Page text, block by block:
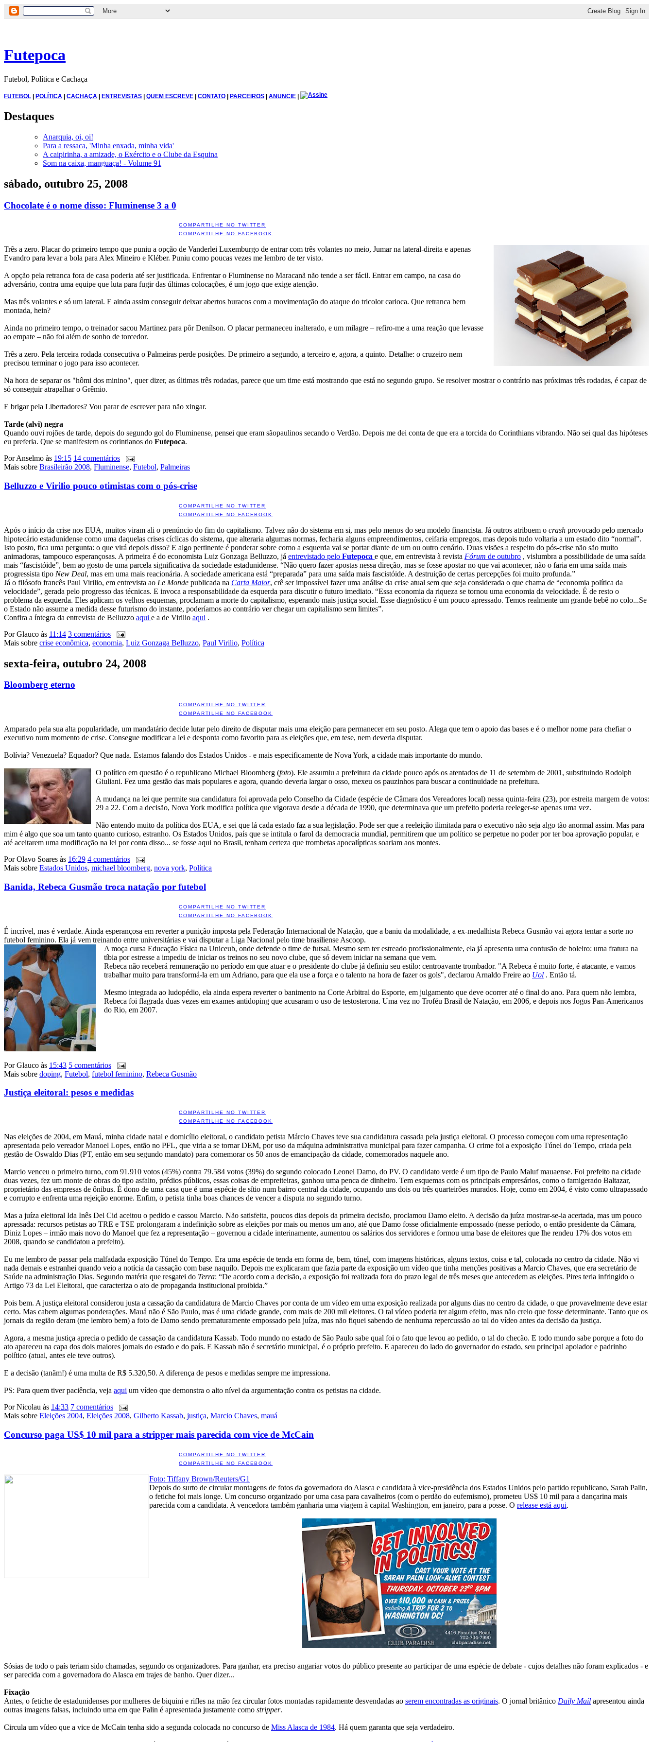
Futepoca
Futebol, Política e Cachaça
FUTEBOL | POLÍTICA | CACHAÇA | ENTREVISTAS | QUEM ESCREVE | CONTATO | PARCEIROS | ANUNCIE |
Destaques
Anarquia, oi, oi!
Para a ressaca, 'Minha enxada, minha vida'
A caipirinha, a amizade, o Exército e o Clube da Esquina
Som na caixa, manguaça! - Volume 91
sábado, outubro 25, 2008
Chocolate é o nome disso: Fluminense 3 a 0
COMPARTILHE NO TWITTER
COMPARTILHE NO FACEBOOK
Três a zero. Placar do primeiro tempo que puniu a opção de Vanderlei Luxemburgo de entrar com três volantes no meio, Jumar na lateral-direita e apenas
Evandro para levar a bola para Alex Mineiro e Kléber. Puniu como poucas vezes me lembro de ter visto.
A opção pela retranca fora de casa poderia até ser justificada. Enfrentar o Fluminense no Maracanã não tende a ser fácil. Entrar em campo, na casa do
adversário, contra uma equipe que luta para fugir das últimas colocações, é um jogo que exige atenção.
Mas três volantes e só um lateral. E ainda assim conseguir deixar abertos buracos com a movimentação do ataque do tricolor carioca. Que retranca bem
montada, hein?
Ainda no primeiro tempo, o treinador sacou Martinez para pôr Denílson. O placar permaneceu inalterado, e um milagre – refiro-me a uma reação que levasse
ao empate – não foi além de sonho de torcedor.
Três a zero. Pela terceira rodada consecutiva o Palmeiras perde posições. De primeiro a segundo, a terceiro e, agora, a quinto. Detalhe: o cruzeiro nem
precisou terminar o jogo para isso acontecer.
Na hora de separar os "hômi dos minino", quer dizer, as últimas três rodadas, parece que um time está mostrando que está no segundo grupo. Se resolver mostrar o contrário nas próximas três rodadas, é capaz de
só conseguir atrapalhar o Grêmio.
E brigar pela Libertadores? Vou parar de escrever para não xingar.
Tarde (alvi) negra
Quando ouvi rojões de tarde, depois do segundo gol do Fluminense, pensei que eram sãopaulinos secando o Verdão. Depois me dei conta de que era a torcida do Corinthians vibrando. Não sei qual das hipóteses
eu preferia. Que se manifestem os corintianos do Futepoca.
PorAnselmo às 19:15 14 comentários
Mais sobre Brasileirão 2008, Fluminense, Futebol, Palmeiras
Belluzzo e Virilio pouco otimistas com o pós-crise
COMPARTILHE NO TWITTER
COMPARTILHE NO FACEBOOK
Após o início da crise nos EUA, muitos viram ali o prenúncio do fim do capitalismo. Talvez não do sistema em si, mas pelo menos do seu modelo financista. Já outros atribuem o crash provocado pelo mercado
hipotecário estadunidense como uma daquelas crises cíclicas do sistema, que alteraria algumas normas, fecharia alguns empreendimentos, ceifaria empregos, mas depois tudo voltaria a um estado dito “normal”.
Isto posto, fica uma pergunta: o que virá depois disso? E algo pertinente é ponderar sobre como a esquerda vai se portar diante de um ou outro cenário. Duas visões a respeito do pós-crise não são muito
animadoras, tampouco esperançosas. A primeira é do economista Luiz Gonzaga Belluzzo, já entrevistado pelo Futepoca e que, em entrevista à revista Fórum de outubro , vislumbra a possibilidade de uma saída
mais “fascistóide”, bem ao gosto de uma parcela significativa da sociedade estadunidense. “Não quero fazer apostas nessa direção, mas se fosse apostar no que vai acontecer, não o faria em uma saída mais
progressista tipo New Deal, mas em uma mais reacionária. A sociedade americana está “preparada” para uma saída mais fascistóide. A destruição de certas percepções foi muito profunda.”
Já o filósofo francês Paul Virilio, em entrevista ao Le Monde publicada na Carta Maior, crê ser impossível fazer uma análise da crise atual sem que seja considerada o que chama de “economia política da
velocidade”, gerada pelo progresso das técnicas. E invoca a responsabilidade da esquerda para discutir o futuro imediato. “Essa economia da riqueza se tornou uma economia da velocidade. É de resto o
problema da esquerda. Eles aplicam os velhos esquemas, proclamam a morte do capitalismo, esperando mais justiça social. Esse diagnóstico é um pouco apressado. Temos realmente um grande bebê no colo...Se
o Estado não assume a medida desse futurismo do instante, poderíamos ao contrário ver chegar um capitalismo sem limites”.
Confira a íntegra da entrevista de Belluzzo aqui e a de Virilio aqui .
PorGlauco às 11:14 3 comentários
Mais sobre crise econômica, economia, Luiz Gonzaga Belluzzo, Paul Virilio, Política
sexta-feira, outubro 24, 2008
Bloomberg eterno
COMPARTILHE NO TWITTER
COMPARTILHE NO FACEBOOK
Amparado pela sua alta popularidade, um mandatário decide lutar pelo direito de disputar mais uma eleição para permanecer em seu posto. Alega que tem o apoio das bases e é o melhor nome para chefiar o
executivo num momento de crise. Consegue modificar a lei e desponta como favorito para as eleições que, em tese, nem deveria disputar.
Bolívia? Venezuela? Equador? Que nada. Estamos falando dos Estados Unidos - e mais especificamente de Nova York, a cidade mais importante do mundo.
O político em questão é o republicano Michael Bloomberg (foto). Ele assumiu a prefeitura da cidade pouco após os atentados de 11 de setembro de 2001, substituindo Rodolph
Giuliani. Fez uma gestão das mais populares e agora, quando deveria largar o osso, mexeu os pauzinhos para buscar a continuidade na prefeitura.
A mudança na lei que permite sua candidatura foi aprovada pelo Conselho da Cidade (espécie de Câmara dos Vereadores local) nessa quinta-feira (23), por estreita margem de votos:
29 a 22. Com a decisão, Nova York modifica política que vigorava desde a década de 1990, que determinava que um prefeito poderia reeleger-se apenas uma vez.
Não entendo muito da política dos EUA, e sei que lá cada estado faz a sua legislação. Pode ser que a reeleição ilimitada para o executivo não seja algo tão anormal assim. Mas para
mim é algo que soa um tanto quanto curioso, estranho. Os Estados Unidos, país que se intitula o farol da democracia mundial, permitirem que um político se perpetue no poder por ter boa aprovação popular, e
até aceitarem uma modificação na lei por conta disso... se fosse aqui no Brasil, tenham certeza que trombetas apocalípticas soariam aos montes.
PorOlavo Soares às 16:29 4 comentários
Mais sobre Estados Unidos, michael bloomberg, nova york, Política
Banida, Rebeca Gusmão troca natação por futebol
COMPARTILHE NO TWITTER
COMPARTILHE NO FACEBOOK
É incrível, mas é verdade. Ainda esperançosa em reverter a punição imposta pela Federação Internacional de Natação, que a baniu da modalidade, a ex-medalhista Rebeca Gusmão vai agora tentar a sorte no
futebol feminino. Ela já vem treinando entre universitárias e vai disputar a Liga Nacional pelo time brasiliense Ascoop.
A moça cursa Educação Física na Uniceub, onde defende o time de futsal. Mesmo sem ter estreado profissionalmente, ela já apresenta uma contusão de boleiro: uma fratura na
tíbia por estresse a impediu de iniciar os treinos no seu novo clube, que só devem iniciar na semana que vem.
Rebeca não receberá remuneração no período em que atuar e o presidente do clube já definiu seu estilo: centroavante trombador. "A Rebeca é muito forte, é atacante, e vamos
trabalhar muito para transformá-la em um Adriano, para que ela use a força e o talento na hora de fazer os gols", declarou Arnaldo Freire ao Uol . Então tá.
Mesmo integrada ao ludopédio, ela ainda espera reverter o banimento na Corte Arbitral do Esporte, em julgamento que deve ocorrer até o final do ano. Para quem não lembra,
Rebeca foi flagrada duas vezes em exames antidoping que acusaram o uso de testosterona. Uma vez no Troféu Brasil de Natação, em 2006, e depois nos Jogos Pan-Americanos
do Rio, em 2007.
PorGlauco às 15:43 5 comentários
Mais sobre doping, Futebol, futebol feminino, Rebeca Gusmão
Justiça eleitoral: pesos e medidas
COMPARTILHE NO TWITTER
COMPARTILHE NO FACEBOOK
Nas eleições de 2004, em Mauá, minha cidade natal e domicílio eleitoral, o candidato petista Márcio Chaves teve sua candidatura cassada pela justiça eleitoral. O processo começou com uma representação
apresentada pelo vereador Manoel Lopes, então no PFL, que viria a se tornar DEM, por uso da máquina administrativa municipal para fazer campanha. O crime foi a exposição Túnel do Tempo, criada pela
gestão de Oswaldo Dias (PT, então em seu segundo mandato) para comemorar os 50 anos de emancipação da cidade, comemorados naquele ano.
Marcio venceu o primeiro turno, com 91.910 votos (45%) contra 79.584 votos (39%) do segundo colocado Leonel Damo, do PV. O candidato verde é um tipo de Paulo Maluf mauaense. Foi prefeito na cidade
duas vezes, fez um monte de obras do tipo asfalto, prédios públicos, essas coisas de empreiteiras, ganhou uma penca de dinheiro. Tem esquemas com os principais empresários, como o famigerado Baltazar,
proprietário das empresas de ônibus. É dono de uma casa que é uma espécie de sítio num bairro central da cidade, ocupando uns dois ou três quarteirões murados. Hoje, como em 2004, é visto como ultrapassado
e corrupto e enfrenta uma rejeição enorme. Enfim, o petista tinha boas chances de vencer a disputa no segundo turno.
Mas a juíza eleitoral Ida Inês Del Cid aceitou o pedido e cassou Marcio. Não satisfeita, poucos dias depois da primeira decisão, proclamou Damo eleito. A decisão da juíza mostrar-se-ia acertada, mas um pouco
apressada: recursos petistas ao TRE e TSE prolongaram a indefinição sobre as eleições por mais ou menos um ano, até que Damo fosse oficialmente empossado (nesse período, o então presidente da Câmara,
Diniz Lopes – irmão mais novo do Manoel que fez a representação – governou a cidade interinamente, aumentou os salários dos servidores e formou uma base de eleitores que lhe rendeu 17% dos votos em
2008, quando se candidatou a prefeito).
Eu me lembro de passar pela malfadada exposição Túnel do Tempo. Era uma espécie de tenda em forma de, bem, túnel, com imagens históricas, alguns textos, coisa e tal, colocada no centro da cidade. Não vi
nada demais e estranhei quando veio a notícia da cassação com base naquilo. Depois me explicaram que fazia parte da exposição um vídeo que tinha menções positivas a Marcio Chaves, que era secretário de
Saúde na administração Dias. Segundo matéria que resgatei do Terra: “De acordo com a decisão, a exposição foi realizada fora do prazo legal de três meses que antecedem as eleições. Pires teria infringido o
Artigo 73 da Lei Eleitoral, que caracteriza o ato de propaganda institucional proibida.”
Pois bem. A justiça eleitoral considerou justa a cassação da candidatura de Marcio Chaves por conta de um vídeo em uma exposição realizada por alguns dias no centro da cidade, o que provavelmente deve estar
certo. Mas cabem algumas ponderações. Mauá não é São Paulo, mas é uma cidade grande, com mais de 200 mil eleitores. O tal vídeo poderia ter algum efeito, mas não creio que fosse determinante. Tanto que os
jornais da região deram (me lembro bem) a foto de Damo sendo prematuramente empossado pela juíza, mas não fiquei sabendo de nenhuma repercussão ao tal do vídeo antes da decisão da justiça.
Agora, a mesma justiça aprecia o pedido de cassação da candidatura Kassab. Todo mundo no estado de São Paulo sabe qual foi o fato que levou ao pedido, o tal do checão. E todo mundo sabe porque a foto do
ato apareceu na capa dos dois maiores jornais do estado e do país. E Kassab não é secretário municipal, é o próprio prefeito. E apareceu do lado do governador do estado, seu principal apoiador e padrinho
político (atual, antes ele teve outros).
E a decisão (tanãm!) é uma multa de R$ 5.320,50. A diferença de pesos e medidas sempre me impressiona.
PS: Para quem tiver paciência, veja aqui um vídeo que demonstra o alto nível da argumentação contra os petistas na cidade.
PorNicolau às 14:33 7 comentários
Mais sobre Eleições 2004, Eleições 2008, Gilberto Kassab, justiça, Marcio Chaves, mauá
Concurso paga US$ 10 mil para a stripper mais parecida com vice de McCain
COMPARTILHE NO TWITTER
COMPARTILHE NO FACEBOOK
Foto: Tiffany Brown/Reuters/G1
Depois do surto de circular montagens de fotos da governadora do Alasca e candidata à vice-presidência dos Estados Unidos pelo partido republicano, Sarah Palin,
o fetiche foi mais longe. Um concurso organizado por uma casa para cavalheiros (com o perdão do eufemismo), prometeu US$ 10 mil para a dançarina mais
parecida com a candidata. A vencedora também ganharia uma viagem à capital Washington, em janeiro, para a posse. O release está aqui.
Sósias de todo o país teriam sido chamadas, segundo os organizadores. Para ganhar, era preciso angariar votos do público presente ao participar de uma espécie de debate - cujos detalhes não foram explicados - e
ser parecida com a governadora do Alasca em trajes de banho. Quer dizer...
Fixação
Antes, o fetiche de estadunidenses por mulheres de biquini e rifles na mão fez circular fotos montadas rapidamente desvendadas ao serem encontradas as originais. O jornal britânico Daily Mail apresentou ainda
outras imagens falsas, incluindo uma em que Palin é apresentada justamente como stripper.
Circula um vídeo que a vice de McCain tenha sido a segunda colocada no concurso de Miss Alasca de 1984. Há quem garanta que seja verdadeiro.